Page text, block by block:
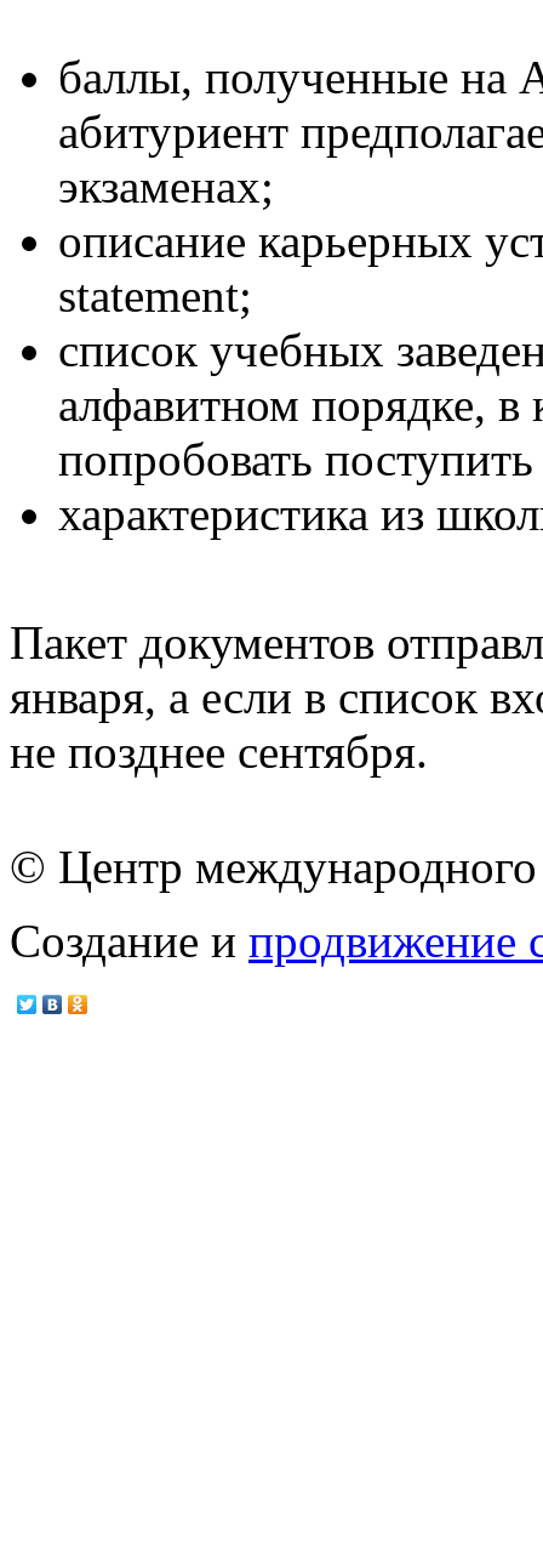
баллы, полученные на
абитуриент
экзаменах;
описание карьерных
statement;
список учебных
алфавитном порядке, в
попробовать
характеристика из
Пакет документов
января, а если в список
не позднее сентября.
© Центр международного
Создание и продвижение